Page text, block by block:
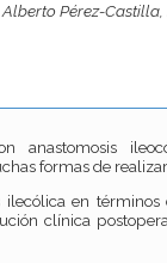
Pérez-
anastomosis
formas de
ilecólica en
clínica